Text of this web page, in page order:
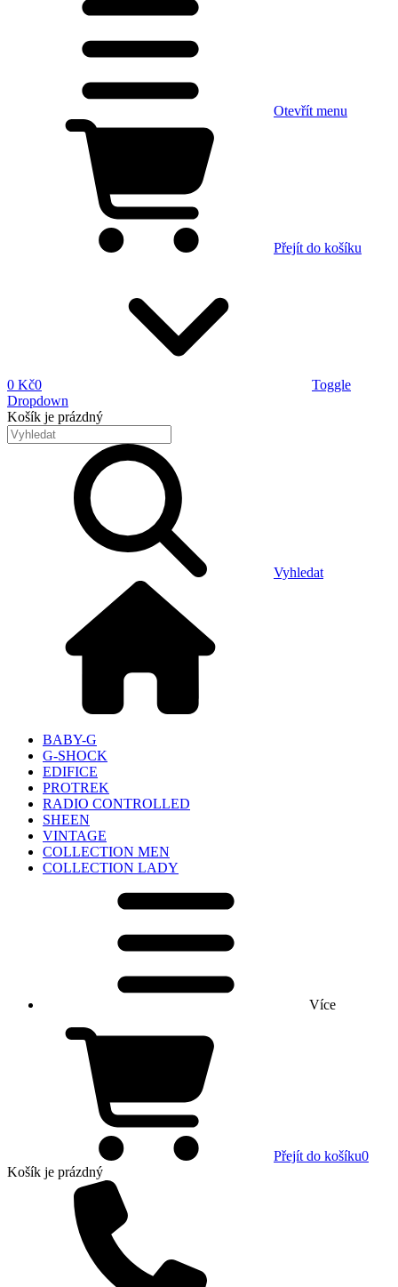
Otevřít menu
Přejít do košíku
0 Kč0
Toggle
Dropdown
Košík je prázdný
Vyhledat
BABY-G
G-SHOCK
EDIFICE
PROTREK
RADIO CONTROLLED
SHEEN
VINTAGE
COLLECTION MEN
COLLECTION LADY
Více
Přejít do košíku0
Košík je prázdný